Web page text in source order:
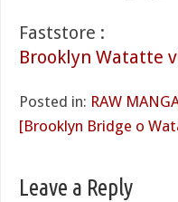
Faststore :
Brooklyn Watatte
Posted in: RAW
[Brooklyn Bridge o
Leave a Reply